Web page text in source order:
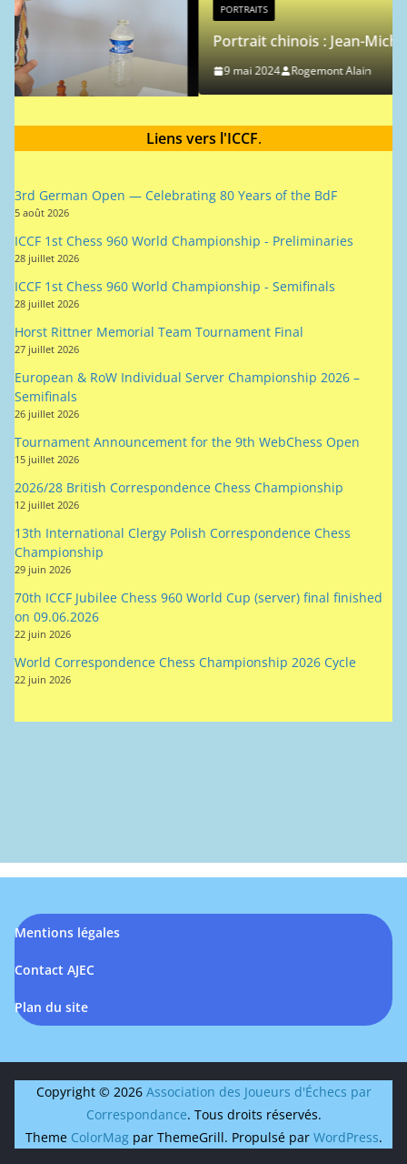
Portrait chinois : Jean-Michel Hagnere
9 mai 2024 Rogemont Alain
Liens vers l'ICCF
3rd German Open — Celebrating 80 Years of the BdF
5 août 2026
ICCF 1st Chess 960 World Championship - Preliminaries
28 juillet 2026
ICCF 1st Chess 960 World Championship - Semifinals
28 juillet 2026
Horst Rittner Memorial Team Tournament Final
27 juillet 2026
European & RoW Individual Server Championship 2026 –
Semifinals
26 juillet 2026
Tournament Announcement for the 9th WebChess Open
15 juillet 2026
2026/28 British Correspondence Chess Championship
12 juillet 2026
13th International Clergy Polish Correspondence Chess
Championship
29 juin 2026
70th ICCF Jubilee Chess 960 World Cup (server) final finished
on 09.06.2026
22 juin 2026
World Correspondence Chess Championship 2026 Cycle
22 juin 2026
Mentions légales
Contact AJEC
Plan du site
Copyright © 2026 Association des Joueurs d'Échecs par
Correspondance. Tous droits réservés.
Theme ColorMagpar ThemeGrill. Propulsé par WordPress.